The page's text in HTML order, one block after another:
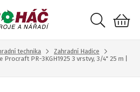
technika
Zahradní Hadice
Procraft PR-3KGH1925 3 vrstvy, 3/4" 25 m |